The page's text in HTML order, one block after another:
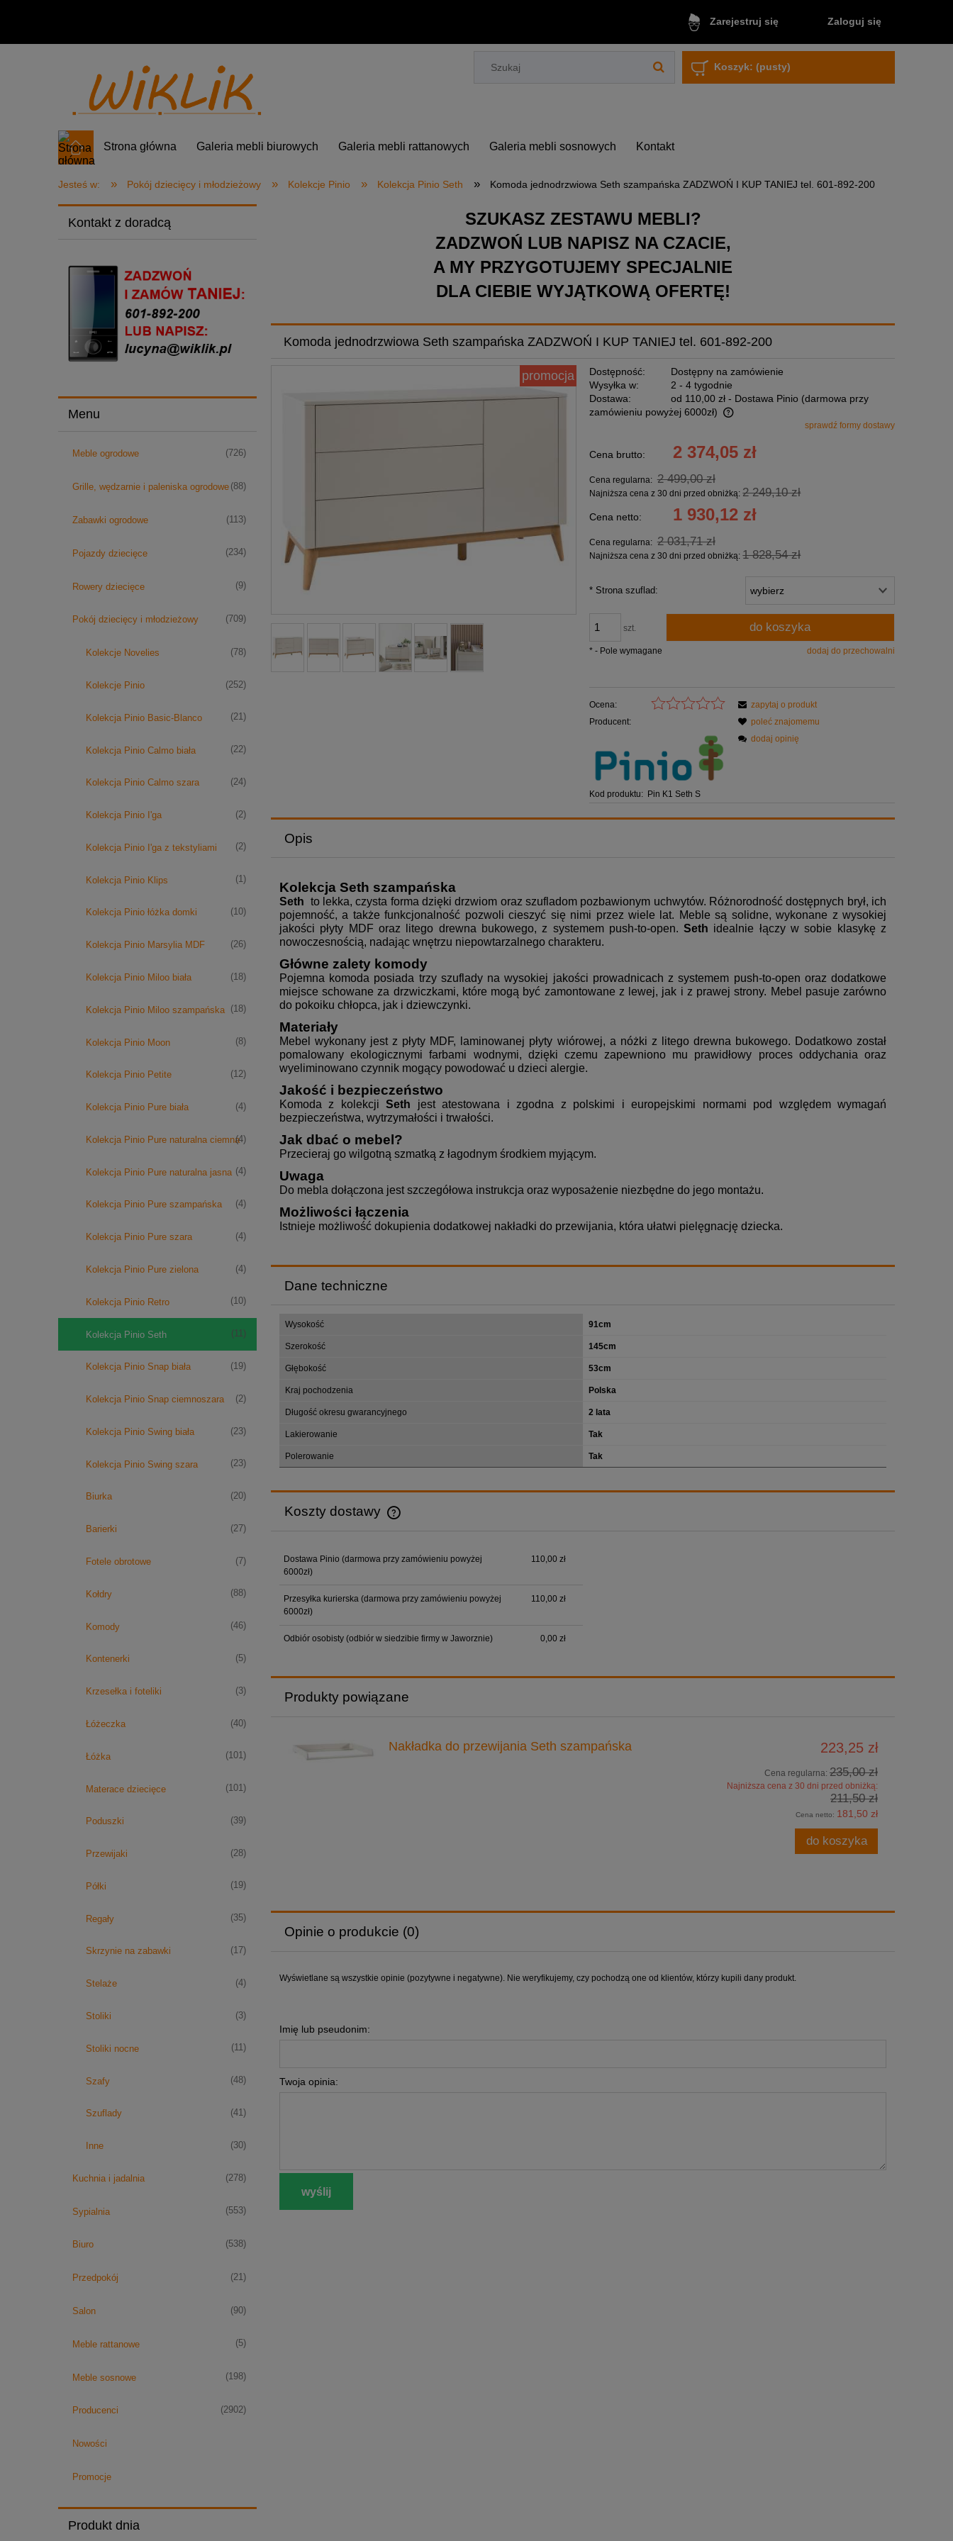
Zarejestruj się Zaloguj się
Koszyk: (pusty)
Strona główna Galeria mebli biurowych Galeria mebli rattanowych Galeria mebli sosnowych Kontakt
Jesteś w: » Pokój dziecięcy i młodzieżowy » Kolekcje Pinio » Kolekcja Pinio Seth » Komoda jednodrzwiowa Seth szampańska ZADZWOŃ I KUP TANIEJ tel. 601-892-200
Kontakt z doradcą
Menu
Meble ogrodowe (726)
Grille, wędzarnie i paleniska ogrodowe (88)
Zabawki ogrodowe (113)
Pojazdy dziecięce (234)
Rowery dziecięce (9)
Pokój dziecięcy i młodzieżowy (709)
Kolekcje Novelies (78)
Kolekcje Pinio (252)
Kolekcja Pinio Basic-Blanco (21)
Kolekcja Pinio Calmo biała (22)
Kolekcja Pinio Calmo szara (24)
Kolekcja Pinio I'ga (2)
Kolekcja Pinio I'ga z tekstyliami (2)
Kolekcja Pinio Klips (1)
Kolekcja Pinio łóżka domki (10)
Kolekcja Pinio Marsylia MDF (26)
Kolekcja Pinio Miloo biała (18)
Kolekcja Pinio Miloo szampańska (18)
Kolekcja Pinio Moon (8)
Kolekcja Pinio Petite (12)
Kolekcja Pinio Pure biała (4)
Kolekcja Pinio Pure naturalna ciemna(4)
Kolekcja Pinio Pure naturalna jasna (4)
Kolekcja Pinio Pure szampańska (4)
Kolekcja Pinio Pure szara (4)
Kolekcja Pinio Pure zielona (4)
Kolekcja Pinio Retro (10)
Kolekcja Pinio Seth (11)
Kolekcja Pinio Snap biała (19)
Kolekcja Pinio Snap ciemnoszara (2)
Kolekcja Pinio Swing biała (23)
Kolekcja Pinio Swing szara (23)
Biurka (20)
Barierki (27)
Fotele obrotowe (7)
Kołdry (88)
Komody (46)
Kontenerki (5)
Krzesełka i foteliki (3)
Łóżeczka (40)
Łóżka (101)
Materace dziecięce (101)
Poduszki (39)
Przewijaki (28)
Półki (19)
Regały (35)
Skrzynie na zabawki (17)
Stelaże (4)
Stoliki (3)
Stoliki nocne (11)
Szafy (48)
Szuflady (41)
Inne (30)
Kuchnia i jadalnia (278)
Sypialnia (553)
Biuro (538)
Przedpokój (21)
Salon (90)
Meble rattanowe (5)
Meble sosnowe (198)
Producenci (2902)
Nowości
Promocje
Produkt dnia
SZUKASZ ZESTAWU MEBLI?
ZADZWOŃ LUB NAPISZ NA CZACIE,
A MY PRZYGOTUJEMY SPECJALNIE
DLA CIEBIE WYJĄTKOWĄ OFERTĘ!
Komoda jednodrzwiowa Seth szampańska ZADZWOŃ I KUP TANIEJ tel. 601-892-200
promocja Dostępność:
Dostępny na zamówienie
Wysyłka w:
2 - 4 tygodnie
Dostawa:
od 110,00 zł - Dostawa Pinio (darmowa przy
zamówieniu powyżej 6000zł)
sprawdź formy dostawy
Cena brutto: 2 374,05 zł
Cena regularna: 2 499,00 zł
Najniższa cena z 30 dni przed obniżką:2 249,10 zł
Cena netto: 1 930,12 zł
Cena regularna: 2 031,71 zł
Najniższa cena z 30 dni przed obniżką:1 828,54 zł
* Strona szuflad:
szt. do koszyka
dodaj do przechowalni
* - Pole wymagane
Ocena:
Producent:
Kod produktu: Pin K1 Seth S
zapytaj o produkt
poleć znajomemu
dodaj opinię
Opis
Kolekcja Seth szampańska
Seth to lekka, czysta forma dzięki drzwiom oraz szufladom pozbawionym uchwytów. Różnorodność dostępnych brył, ich
pojemność, a także funkcjonalność pozwoli cieszyć się nimi przez wiele lat. Meble są solidne, wykonane z wysokiej
jakości płyty MDF oraz litego drewna bukowego, z systemem push-to-open.Seth idealnie łączy w sobie klasykę z
nowoczesnością, nadając wnętrzu niepowtarzalnego charakteru.
Główne zalety komody
Pojemna komoda posiada trzy szuflady na wysokiej jakości prowadnicach z systemem push-to-open oraz dodatkowe
miejsce schowane za drzwiczkami, które mogą być zamontowane z lewej, jak i z prawej strony. Mebel pasuje zarówno
do pokoiku chłopca, jak i dziewczynki.
Materiały
Mebel wykonany jest z płyty MDF, laminowanej płyty wiórowej, a nóżki z litego drewna bukowego. Dodatkowo został
pomalowany ekologicznymi farbami wodnymi, dzięki czemu zapewniono mu prawidłowy proces oddychania oraz
wyeliminowano czynnik mogący powodować u dzieci alergie.
Jakość i bezpieczeństwo
Komoda z kolekcjiSeth jest atestowana i zgodna z polskimi i europejskimi normami pod względem wymagań
bezpieczeństwa, wytrzymałości i trwałości.
Jak dbać o mebel?
Przecieraj go wilgotną szmatką z łagodnym środkiem myjącym.
Uwaga
Do mebla dołączona jest szczegółowa instrukcja oraz wyposażenie niezbędne do jego montażu.
Możliwości łączenia
Istnieje możliwość dokupienia dodatkowej nakładki do przewijania, która ułatwi pielęgnację dziecka.
Dane techniczne
Wysokość 91cm
Szerokość 145cm
Głębokość 53cm
Kraj pochodzenia Polska
Długość okresu gwarancyjnego 2 lata
Lakierowanie Tak
Polerowanie Tak
Koszty dostawy
płatności
Dostawa Pinio (darmowa przy zamówieniu powyżej
6000zł)
110,00 zł
Przesyłka kurierska (darmowa przy zamówieniu powyżej
6000zł)
110,00 zł
Odbiór osobisty (odbiór w siedzibie firmy w Jaworznie) 0,00 zł
Produkty powiązane
Nakładka do przewijania Seth szampańska 223,25 zł
Cena regularna: 235,00 zł
Najniższa cena z 30 dni przed obniżką:
211,50 zł
Cena netto: 181,50 zł
do koszyka
Opinie o produkcie (0)
Wyświetlane są wszystkie opinie (pozytywne i negatywne). Nie weryfikujemy, czy pochodzą one od klientów, którzy kupili dany produkt.
Imię lub pseudonim:
Twoja opinia:
wyślij